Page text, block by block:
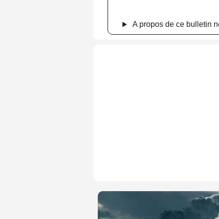
A propos de ce bulletin